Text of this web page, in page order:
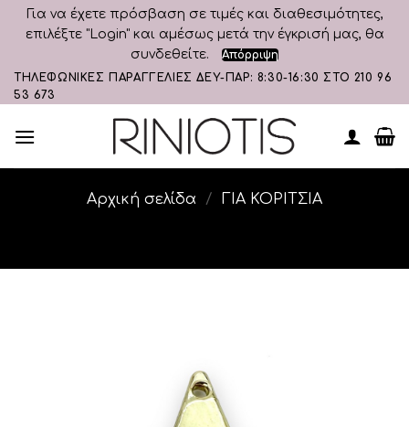
Για να έχετε πρόσβαση σε τιμές και διαθεσιμότητες,
επιλέξτε "Login" και αμέσως μετά την έγκρισή μας, θα
συνδεθείτε.
Απόρριψη
Skip
to
ΤΗΛΕΦΩΝΙΚΕΣ ΠΑΡΑΓΓΕΛΙΕΣ ΔΕΥ-ΠΑΡ: 8:30-16:30 ΣΤΟ 210 96
53 673
Αρχική σελίδα / ΓΙΑ ΚΟΡΙΤΣΙΑ